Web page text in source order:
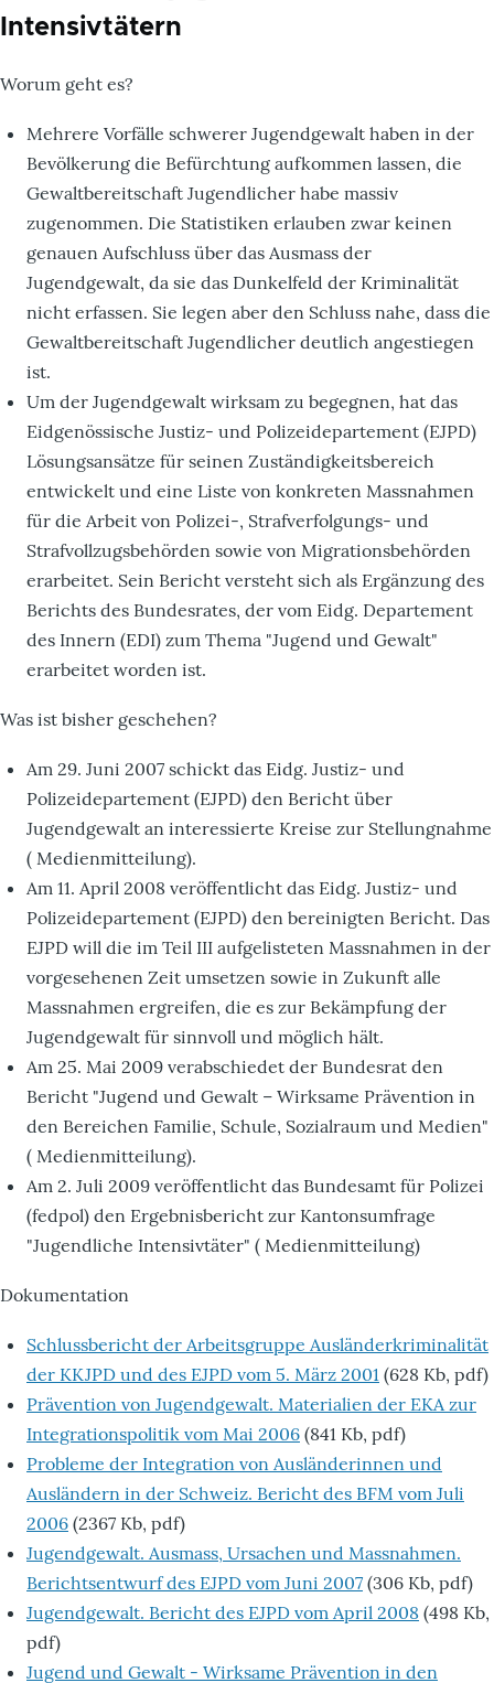
Intensivtätern
Worum geht es?
Mehrere Vorfälle schwerer Jugendgewalt haben in der
Bevölkerung die Befürchtung aufkommen lassen, die
Gewaltbereitschaft Jugendlicher habe massiv
zugenommen. Die Statistiken erlauben zwar keinen
genauen Aufschluss über das Ausmass der
Jugendgewalt, da sie das Dunkelfeld der Kriminalität
nicht erfassen. Sie legen aber den Schluss nahe, dass die
Gewaltbereitschaft Jugendlicher deutlich angestiegen
ist.
Um der Jugendgewalt wirksam zu begegnen, hat das
Eidgenössische Justiz- und Polizeidepartement (EJPD)
Lösungsansätze für seinen Zuständigkeitsbereich
entwickelt und eine Liste von konkreten Massnahmen
für die Arbeit von Polizei-, Strafverfolgungs- und
Strafvollzugsbehörden sowie von Migrationsbehörden
erarbeitet. Sein Bericht versteht sich als Ergänzung des
Berichts des Bundesrates, der vom Eidg. Departement
des Innern (EDI) zum Thema "Jugend und Gewalt"
erarbeitet worden ist.
Was ist bisher geschehen?
Am 29. Juni 2007 schickt das Eidg. Justiz- und
Polizeidepartement (EJPD) den Bericht über
Jugendgewalt an interessierte Kreise zur Stellungnahme
( Medienmitteilung).
Am 11. April 2008 veröffentlicht das Eidg. Justiz- und
Polizeidepartement (EJPD) den bereinigten Bericht. Das
EJPD will die im Teil III aufgelisteten Massnahmen in der
vorgesehenen Zeit umsetzen sowie in Zukunft alle
Massnahmen ergreifen, die es zur Bekämpfung der
Jugendgewalt für sinnvoll und möglich hält.
Am 25. Mai 2009 verabschiedet der Bundesrat den
Bericht "Jugend und Gewalt – Wirksame Prävention in
den Bereichen Familie, Schule, Sozialraum und Medien"
( Medienmitteilung).
Am 2. Juli 2009 veröffentlicht das Bundesamt für Polizei
(fedpol) den Ergebnisbericht zur Kantonsumfrage
"Jugendliche Intensivtäter" ( Medienmitteilung)
Dokumentation
Schlussbericht der Arbeitsgruppe Ausländerkriminalität
der KKJPD und des EJPD vom 5. März 2001 (628 Kb, pdf)
Prävention von Jugendgewalt. Materialien der EKA zur
Integrationspolitik vom Mai 2006 (841 Kb, pdf)
Probleme der Integration von Ausländerinnen und
Ausländern in der Schweiz. Bericht des BFM vom Juli
2006 (2367 Kb, pdf)
Jugendgewalt. Ausmass, Ursachen und Massnahmen.
Berichtsentwurf des EJPD vom Juni 2007 (306 Kb, pdf)
Jugendgewalt. Bericht des EJPD vom April 2008 (498 Kb,
pdf)
Jugend und Gewalt - Wirksame Prävention in den